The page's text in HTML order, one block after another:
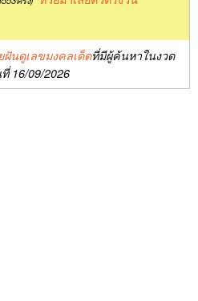
ฝันดูเลขมงคลเด็ดที่มีผู้ค้นหาในงวด
16/09/2026